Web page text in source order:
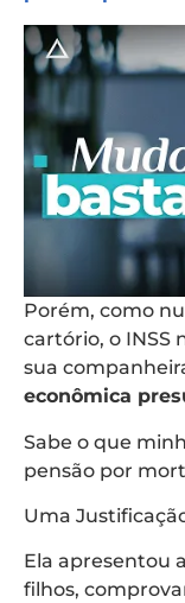
Porém, como
cartório, o INSS
sua
econômica
Sabe o que
pensão por
Uma
Ela apresentou
filhos,